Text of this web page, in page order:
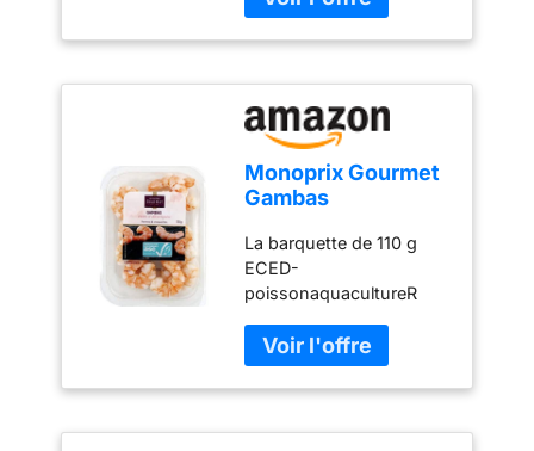
Monoprix Gourmet
Gambas
La barquette de 110 g
ECED-
poissonaquacultureR